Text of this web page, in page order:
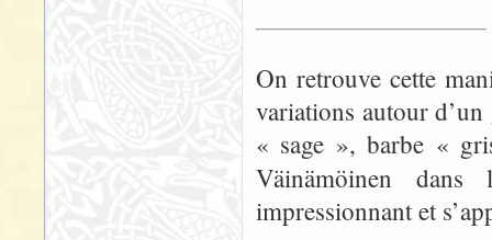
On retrouve cette
variations autour
« sage », barbe «
Väinämöinen
impressionnant et